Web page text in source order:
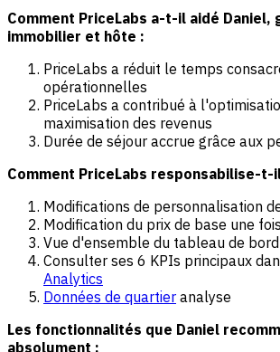
Comment PriceLabs a-t-il aidé Daniel,
immobilier et hôte :
PriceLabs a réduit le temps
opérationnelles
PriceLabs a contribué à
maximisation des revenus
Durée de séjour accrue grâce aux
Comment PriceLabs responsabilise-t-
Modifications de personnalisation
Modification du prix de base une
Vue d'ensemble du tableau de
Consulter ses 6 KPIs principaux
Analytics
Données de quartier analyse
Les fonctionnalités que Daniel
absolument :